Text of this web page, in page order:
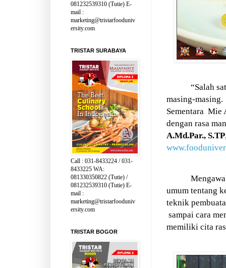
“Salah
masing-masing.
Sementara Mie
dengan rasa
A.Md.Par., S.TP
umum tentang
teknik
sampai cara
memiliki cita
081232539310 (Tutie) E-
mail :
marketing@tristarfooduniv
ersity.com
TRISTAR SURABAYA
Call : 031-8433224 / 031-
8433225 WA:
081330350822 (Tutie) /
081232539310 (Tutie) E-
mail :
marketing@tristarfooduniv
ersity.com
TRISTAR BOGOR